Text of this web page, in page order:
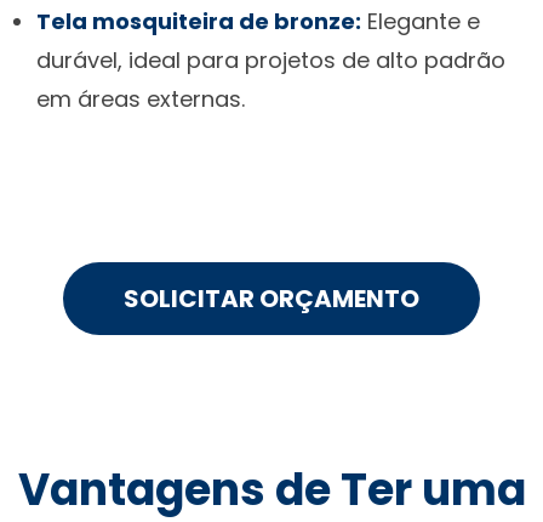
Tela mosquiteira de bronze: Elegante e
durável, ideal para projetos de alto padrão
em áreas externas.
SOLICITAR ORÇAMENTO
Vantagens de Ter uma